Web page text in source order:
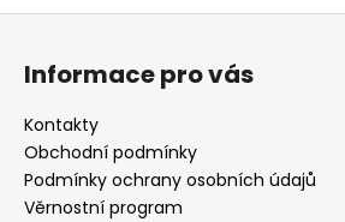
Informace pro vás
Kontakty
Obchodní podmínky
Podmínky ochrany osobních údajů
Věrnostní program